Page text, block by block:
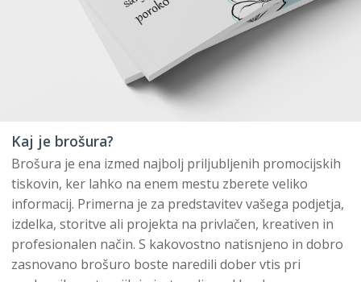
Kaj je brošura?
Brošura je ena izmed najbolj priljubljenih promocijskih
tiskovin, ker lahko na enem mestu zberete veliko
informacij. Primerna je za predstavitev vašega podjetja,
izdelka, storitve ali projekta na privlačen, kreativen in
profesionalen način. S kakovostno natisnjeno in dobro
zasnovano brošuro boste naredili dober vtis pri